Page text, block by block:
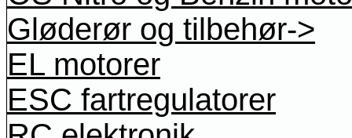
Gløderør og tilbehør->
EL motorer
ESC fartregulatorer